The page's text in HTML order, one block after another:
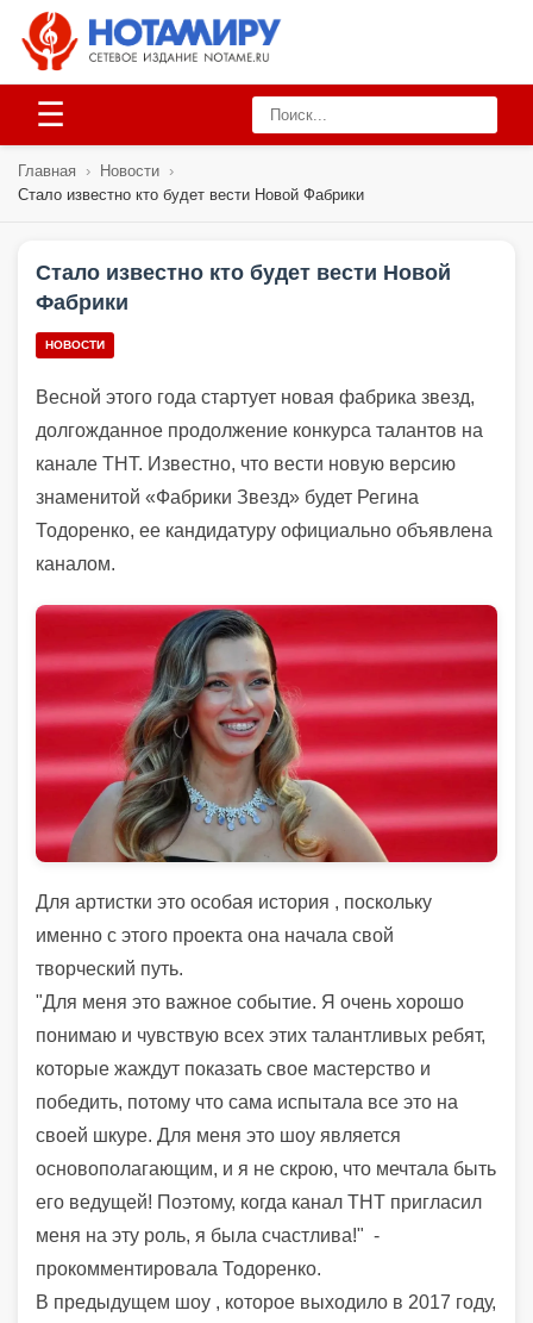
☰
Главная › Новости ›
Стало известно кто будет вести Новой Фабрики
Стало известно кто будет вести Новой
Фабрики
НОВОСТИ
Весной этого года стартует новая фабрика звезд,
долгожданное продолжение конкурса талантов на
канале ТНТ. Известно, что вести новую версию
знаменитой «Фабрики Звезд» будет Регина
Тодоренко, ее кандидатуру официально объявлена
каналом.
Для артистки это особая история , поскольку
именно с этого проекта она начала свой
творческий путь.
"Для меня это важное событие. Я очень хорошо
понимаю и чувствую всех этих талантливых ребят,
которые жаждут показать свое мастерство и
победить, потому что сама испытала все это на
своей шкуре. Для меня это шоу является
основополагающим, и я не скрою, что мечтала быть
его ведущей! Поэтому, когда канал ТНТ пригласил
меня на эту роль, я была счастлива!" -
прокомментировала Тодоренко.
В предыдущем шоу , которое выходило в 2017 году,